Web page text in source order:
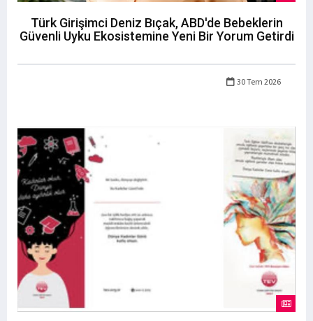
Türk Girişimci Deniz Bıçak, ABD'de Bebeklerin
Güvenli Uyku Ekosistemine Yeni Bir Yorum Getirdi
30 Tem 2026